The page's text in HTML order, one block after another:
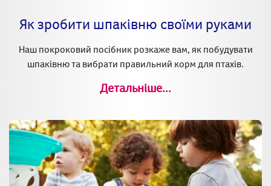
Як зробити шпаківню своїми руками
Наш покроковий посібник розкаже вам, як побудувати
шпаківню та вибрати правильний корм для птахів.
Детальніше...